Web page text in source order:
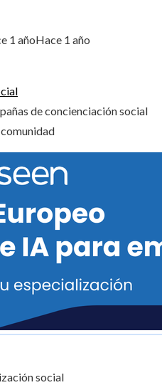
1 añoHace 1 año
de concienciación social
social